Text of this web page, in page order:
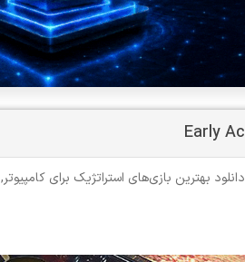
دانلود بهترین بازی‌های استراتژیک برای کامپیوتر,